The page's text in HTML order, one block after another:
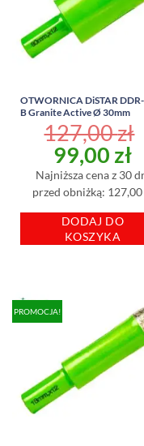
OTWORNICA DiSTAR DDR-
B Granite Active Ø 30mm
127,00zł
Pierwotna
cena
wynosiła:
127,00
99,00 zł
Najniższa cena z 30
przed obniżką: 127,00
DODAJ DO
KOSZYKA
PROMOCJA!